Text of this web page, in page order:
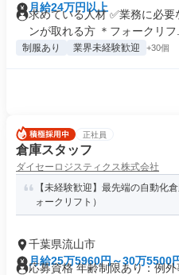
月給24万円以上
求めている人材 ✅業務に必
ンが取れる方 ＊フォークリフ...
制服あり 業界未経験歓迎 +30個
正社員
倉庫スタッフ
ダイセーロジスティクス株式会社
【未経験歓迎】最先端の自動化
ォークリフト）
千葉県流山市
月給25万5960円～30万5500
応募資格 年齢制限あり：例